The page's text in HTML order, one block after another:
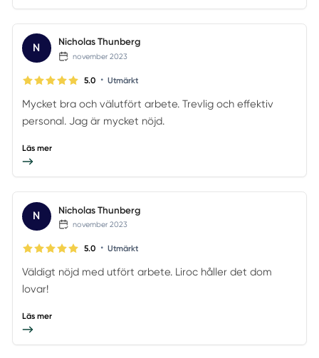
N Nicholas Thunberg
november 2023
5.0 • Utmärkt
Mycket bra och välutfört arbete. Trevlig och effektiv
personal. Jag är mycket nöjd.
Läs mer
N Nicholas Thunberg
november 2023
5.0 • Utmärkt
Väldigt nöjd med utfört arbete. Liroc håller det dom
lovar!
Läs mer